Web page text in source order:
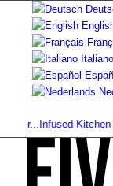
Italiano
Infused Kitchen bei